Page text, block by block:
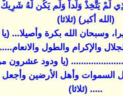
لَمْ يَتَّخِذْ وَلَداً وَلَم يَكُن لَّهُ
(الله أكبر) (ثلاثا)
وسبحان الله بكرة وأصيلا...
والإكرام والطول
(يا ودود عشرون
وأهل الأرضين وأجعل
..... (ثلاثا)